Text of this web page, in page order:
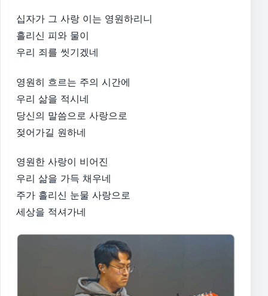
십자가 그 사랑 이는 영원하리니
흘리신 피와 물이
우리 죄를 씻기겠네
영원히 흐르는 주의 시간에
우리 삶을 적시네
당신의 말씀으로 사랑으로
젖어가길 원하네
영원한 사랑이 비어진
우리 삶을 가득 채우네
주가 흘리신 눈물 사랑으로
세상을 적셔가네